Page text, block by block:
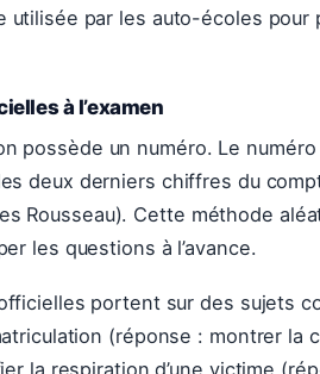
utilisée par les auto-écoles pour
à l’examen
possède un numéro. Le
deux derniers chiffres du
Rousseau). Cette méthode
les questions à l’avance.
portent sur des sujets
(réponse : montrer la
la respiration d’une victime